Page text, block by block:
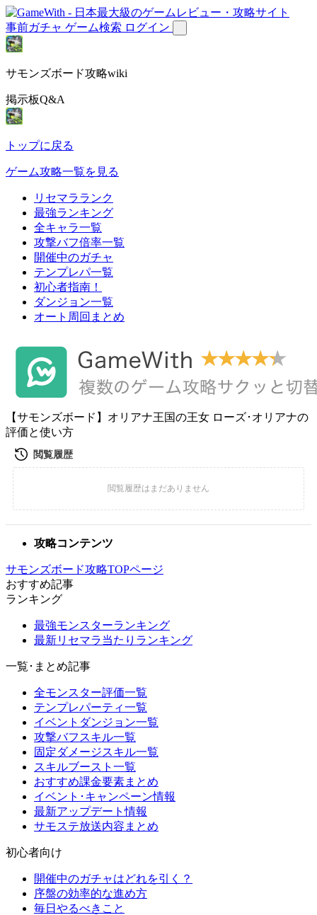
事前ガチャ ゲーム検索 ログイン
サモンズボード攻略wiki
掲示板Q&A
トップに戻る
ゲーム攻略一覧を見る
リセマラランク
最強ランキング
全キャラ一覧
攻撃バフ倍率一覧
開催中のガチャ
テンプレパ一覧
初心者指南！
ダンジョン一覧
オート周回まとめ
【サモンズボード】オリアナ王国の王女 ローズ･オリアナの
評価と使い方
攻略コンテンツ
サモンズボード攻略TOPページ
おすすめ記事
ランキング
最強モンスターランキング
最新リセマラ当たりランキング
一覧･まとめ記事
全モンスター評価一覧
テンプレパーティ一覧
イベントダンジョン一覧
攻撃バフスキル一覧
固定ダメージスキル一覧
スキルブースト一覧
おすすめ課金要素まとめ
イベント･キャンペーン情報
最新アップデート情報
サモステ放送内容まとめ
初心者向け
開催中のガチャはどれを引く？
序盤の効率的な進め方
毎日やるべきこと